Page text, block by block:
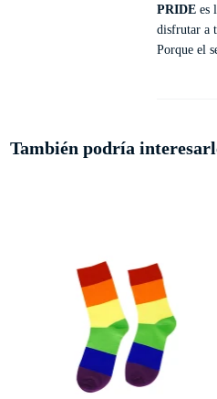
PRIDE es
disfrutar a
Porque el
También podría